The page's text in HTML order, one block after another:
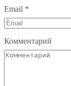
Email *
Комментарий